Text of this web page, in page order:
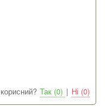
Так (0) | Ні (0)